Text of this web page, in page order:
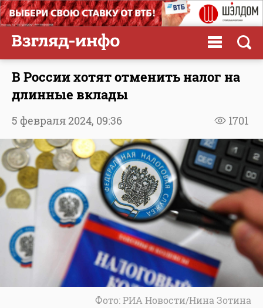
В России хотят отменить налог на
длинные вклады
1701
5 февраля 2024, 09:36
Фото: РИА Новости/Нина Зотина